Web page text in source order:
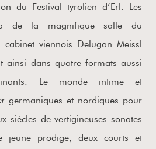
du Festival tyrolien d’Erl. Les
de la magnifique salle du
cabinet viennois Delugan Meissl
ainsi dans quatre formats aussi
Le monde intime et
germaniques et nordiques pour
siècles de vertigineuses sonates
jeune prodige, deux courts et